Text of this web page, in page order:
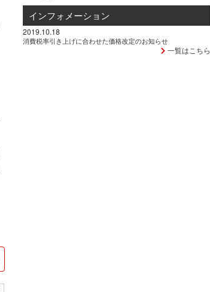
インフォメーション
2019.10.18
消費税率引き上げに合わせた価格改定のお知らせ
一覧はこちら